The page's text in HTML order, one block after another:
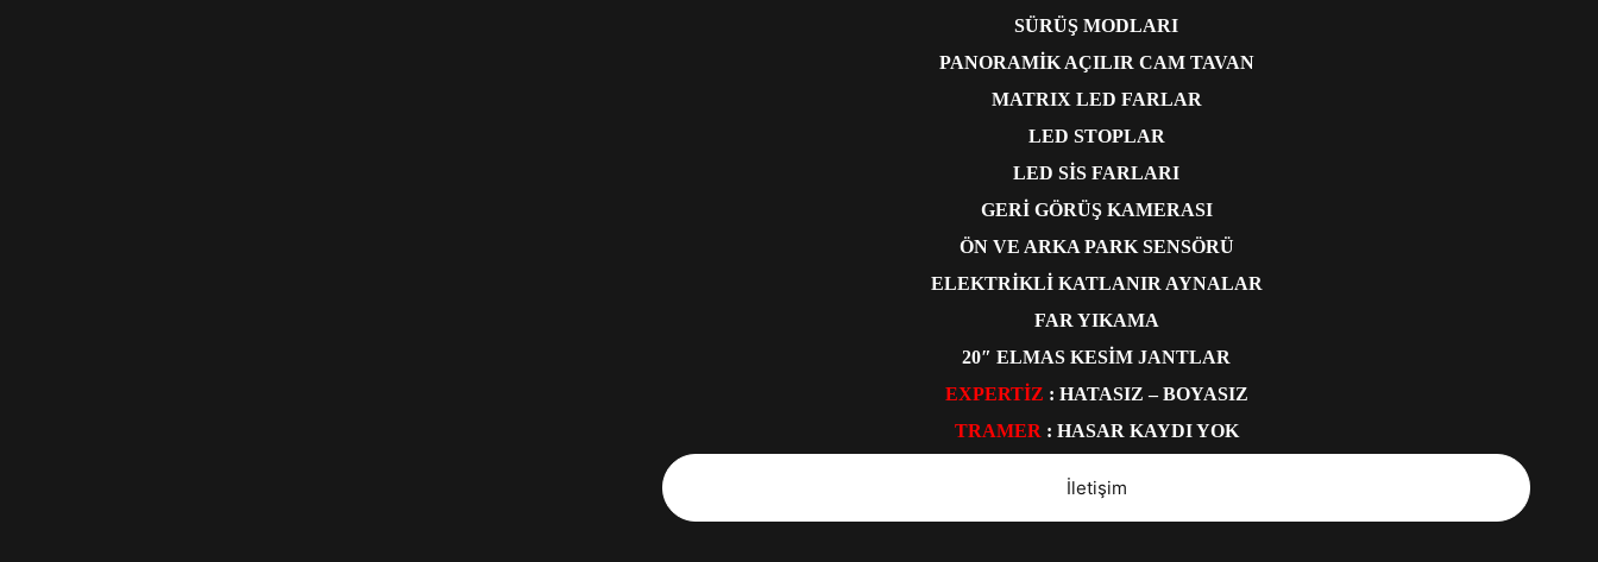
SÜRÜŞ MODLARI
PANORAMİK AÇILIR CAM TAVAN
MATRIX LED FARLAR
LED STOPLAR
LED SİS FARLARI
GERİ GÖRÜŞ KAMERASI
ÖN VE ARKA PARK SENSÖRÜ
ELEKTRİKLİ KATLANIR AYNALAR
FAR YIKAMA
20″ ELMAS KESİM JANTLAR
EXPERTİZ : HATASIZ – BOYASIZ
TRAMER : HASAR KAYDI YOK
İletişim